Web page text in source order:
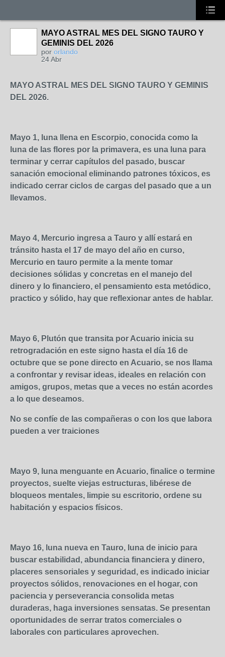
MAYO ASTRAL MES DEL SIGNO TAURO Y
GEMINIS DEL 2026
por orlando
24 Abr
MAYO ASTRAL MES DEL SIGNO TAURO Y GEMINIS
DEL 2026.
Mayo 1, luna llena en Escorpio, conocida como la
luna de las flores por la primavera, es una luna para
terminar y cerrar capítulos del pasado, buscar
sanación emocional eliminando patrones tóxicos, es
indicado cerrar ciclos de cargas del pasado que a un
llevamos.
Mayo 4, Mercurio ingresa a Tauro y allí estará en
tránsito hasta el 17 de mayo del año en curso,
Mercurio en tauro permite a la mente tomar
decisiones sólidas y concretas en el manejo del
dinero y lo financiero, el pensamiento esta metódico,
practico y sólido, hay que reflexionar antes de hablar.
Mayo 6, Plutón que transita por Acuario inicia su
retrogradación en este signo hasta el día 16 de
octubre que se pone directo en Acuario, se nos llama
a confrontar y revisar ideas, ideales en relación con
amigos, grupos, metas que a veces no están acordes
a lo que deseamos.
No se confíe de las compañeras o con los que labora
pueden a ver traiciones
Mayo 9, luna menguante en Acuario, finalice o termine
proyectos, suelte viejas estructuras, libérese de
bloqueos mentales, limpie su escritorio, ordene su
habitación y espacios físicos.
Mayo 16, luna nueva en Tauro, luna de inicio para
buscar estabilidad, abundancia financiera y dinero,
placeres sensoriales y seguridad, es indicado iniciar
proyectos sólidos, renovaciones en el hogar, con
paciencia y perseverancia consolida metas
duraderas, haga inversiones sensatas. Se presentan
oportunidades de serrar tratos comerciales o
laborales con particulares aprovechen.